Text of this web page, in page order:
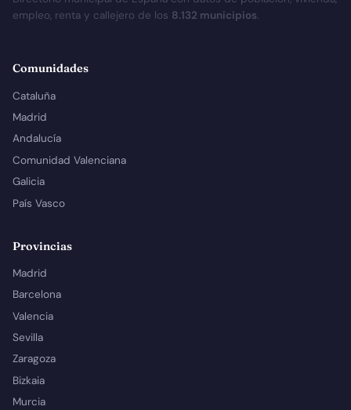
empleo, renta y callejero de los 8.132 municipios.
Comunidades
Cataluña
Madrid
Andalucía
Comunidad Valenciana
Galicia
País Vasco
Provincias
Madrid
Barcelona
Valencia
Sevilla
Zaragoza
Bizkaia
Murcia